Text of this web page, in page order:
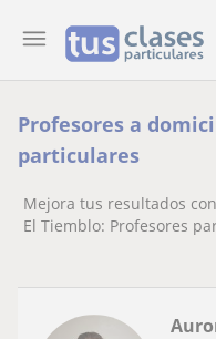
Profesores a
particulares
Mejora tus resultados
El Tiemblo: Profesores